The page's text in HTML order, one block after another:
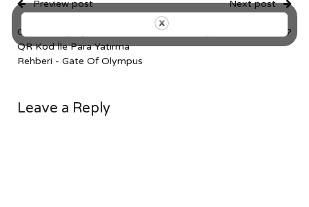
Preview post
Gate Of Olympus Bahis Sitesi
QR Kod İle Para Yatırma
Rehberi - Gate Of Olympus
Next post
C'est quoi les stéroïdes ?
Leave a Reply